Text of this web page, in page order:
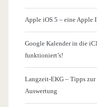
Apple iOS 5 – eine Apple
Google Kalender in die
funktioniert’s!
Langzeit-EKG – Tipps
Auswertung